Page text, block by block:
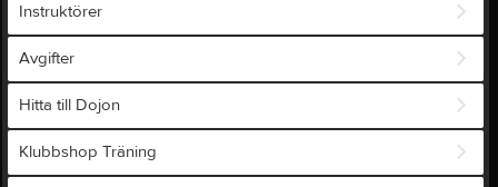
Instruktörer
Avgifter
Hitta till Dojon
Klubbshop Träning